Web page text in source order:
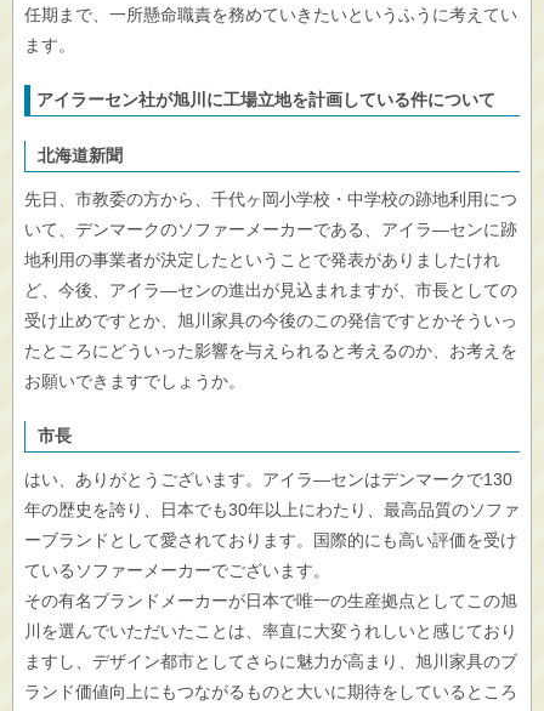
任期まで、一所懸命職責を務めていきたいというふうに考えてい
ます。
アイラーセン社が旭川に工場立地を計画している件について
北海道新聞
先日、市教委の方から、千代ヶ岡小学校・中学校の跡地利用につ
いて、デンマークのソファーメーカーである、アイラ―センに跡
地利用の事業者が決定したということで発表がありましたけれ
ど、今後、アイラ―センの進出が見込まれますが、市長としての
受け止めですとか、旭川家具の今後のこの発信ですとかそういっ
たところにどういった影響を与えられると考えるのか、お考えを
お願いできますでしょうか。
市長
はい、ありがとうございます。アイラ―センはデンマークで130
年の歴史を誇り、日本でも30年以上にわたり、最高品質のソファ
ーブランドとして愛されております。国際的にも高い評価を受け
ているソファーメーカーでございます。
その有名ブランドメーカーが日本で唯一の生産拠点としてこの旭
川を選んでいただいたことは、率直に大変うれしいと感じており
ますし、デザイン都市としてさらに魅力が高まり、旭川家具のブ
ランド価値向上にもつながるものと大いに期待をしているところ